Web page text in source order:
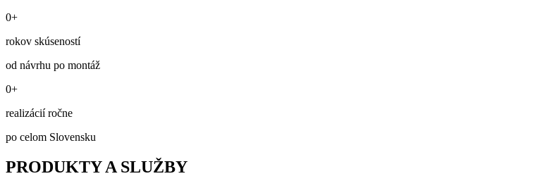
0+
rokov skúseností
od návrhu po montáž
0+
realizácií ročne
po celom Slovensku
PRODUKTY A SLUŽBY